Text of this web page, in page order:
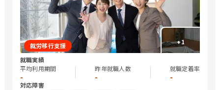
+1
就労移行支援
就職実績
平均利用期間
-
昨年就職人数
-
就職定着率
-
対応障害